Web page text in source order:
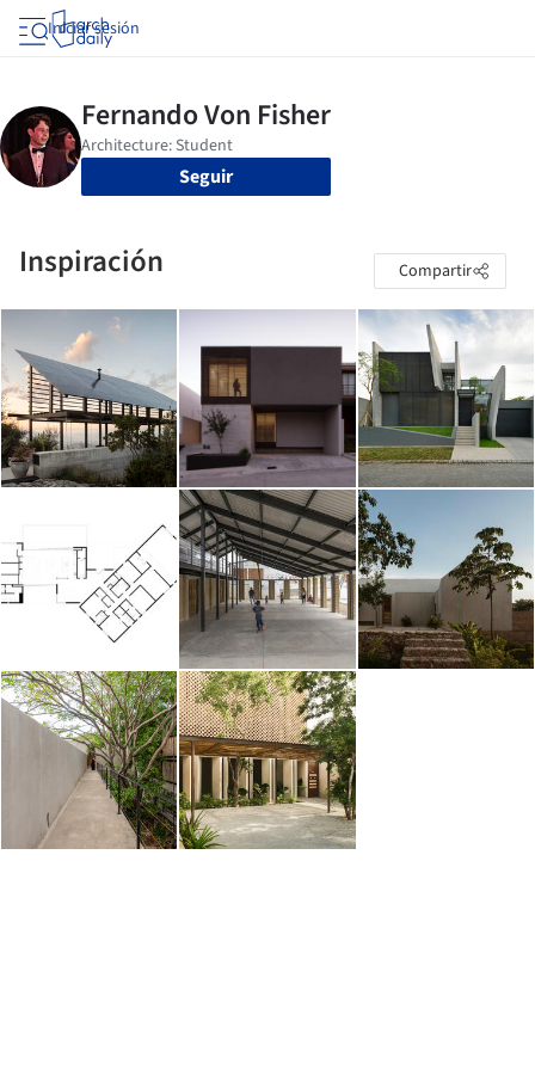
Iniciar sesión
Seguir
Inspiración Compartir